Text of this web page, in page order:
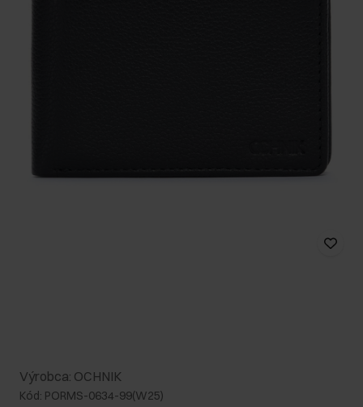
Výrobca: OCHNIK
Kód: PORMS-0634-99(W25)